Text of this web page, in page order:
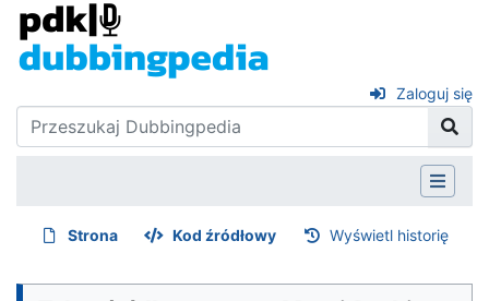
Zaloguj się
Strona Kod źródłowy Wyświetl historię